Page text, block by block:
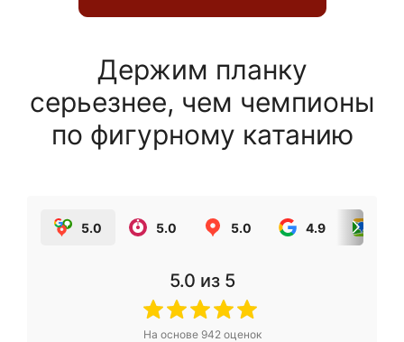
Держим планку
серьезнее, чем чемпионы
по фигурному катанию
5.0 5.0 5.0 4.9
5.0 из 5
На основе 942оценок